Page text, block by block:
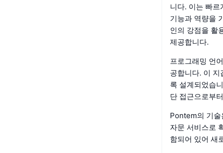
니다. 이는 빠
기능과 역량을
인의 강점을 활
제공합니다.
프로그래밍 언
공합니다. 이
록 설계되었습
단 접근으로부
Pontem의 기술
자문 서비스로
함되어 있어 새